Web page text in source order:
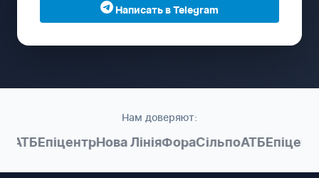
Написать в Telegram
Нам доверяют:
АТБЕпіцентрНова ЛініяФораСільпоАТБЕпіцентр